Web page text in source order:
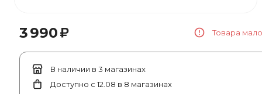
3 990₽ Товара мало
В наличии в 3 магазинах
Доступно с 12.08 в 8 магазинах